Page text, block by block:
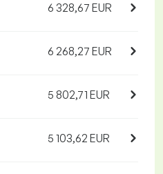
6 328,67 EUR
6 268,27 EUR
5 802,71 EUR
5 103,62 EUR